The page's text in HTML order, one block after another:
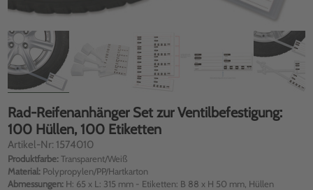
Rad-Reifenanhänger Set zur Ventilbefestigung:
100 Hüllen, 100 Etiketten
Artikel-Nr: 1574010
Produktfarbe:Transparent/Weiß
Material: Polypropylen/PP/Hartkarton
Abmessungen: H: 65 x L: 315 mm - Etiketten: B 88 x H 50 mm, Hüllen